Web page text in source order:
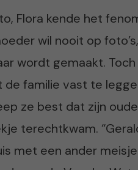
Flora kende het
wil nooit op
wordt gemaakt.
familie vast te
ze best dat zijn
terechtkwam.
met een ander